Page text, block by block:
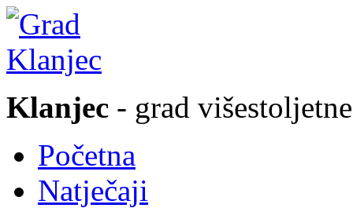
Klanjec - grad
Početna
Natječaji